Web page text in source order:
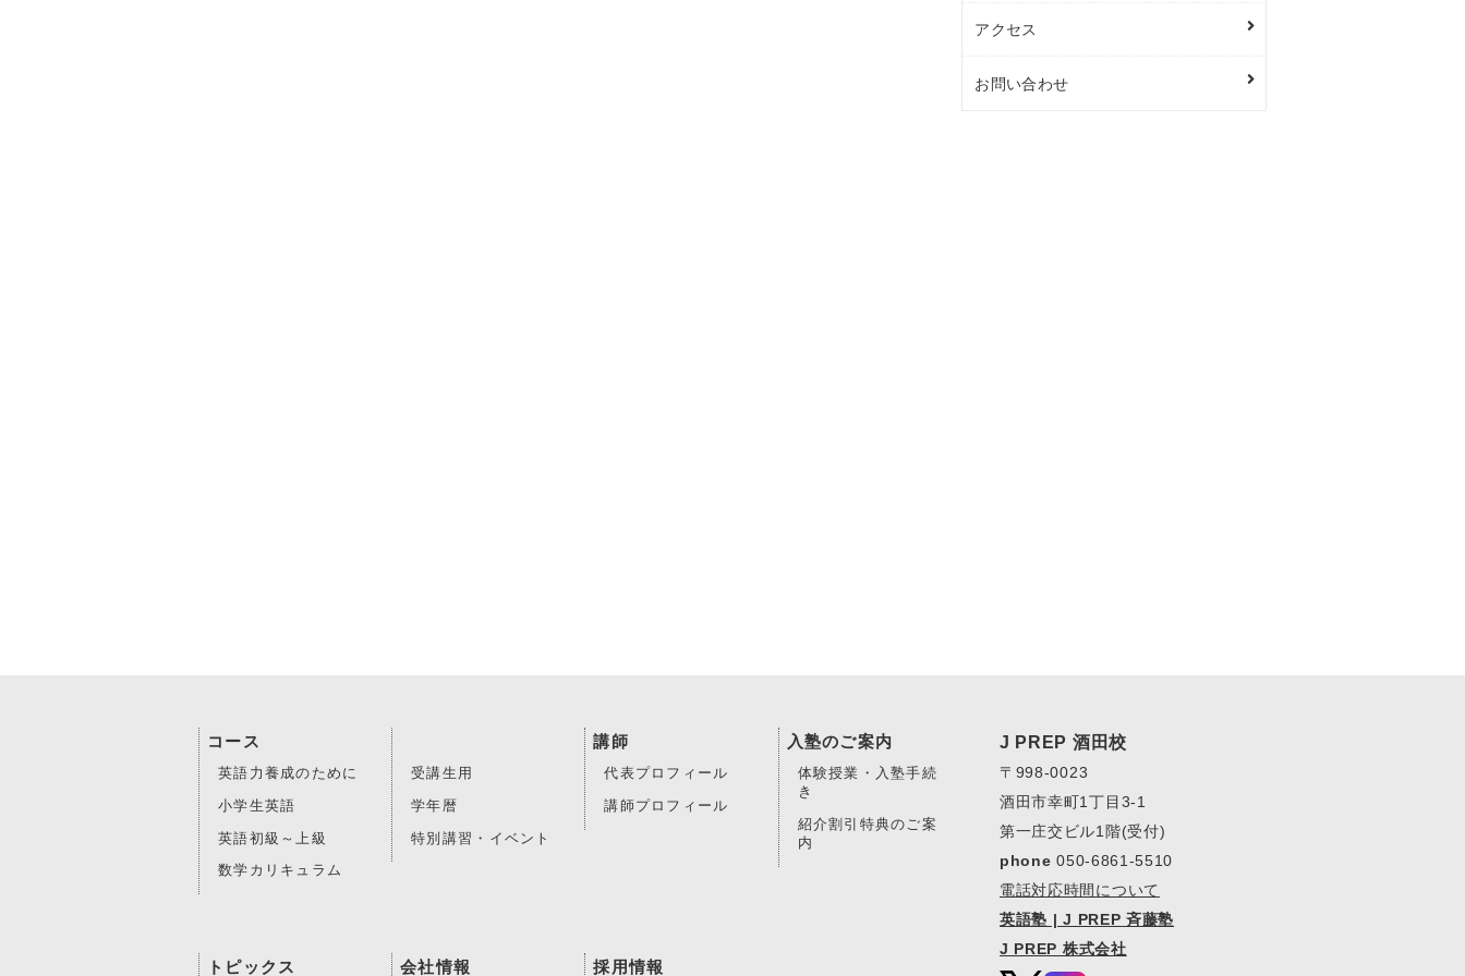
アクセス
お問い合わせ
コース
英語力養成のために
小学生英語
英語初級～上級
数学カリキュラム
受講生用
学年暦
特別講習・イベント
講師
代表プロフィール
講師プロフィール
入塾のご案内
体験授業・入塾手続
き
紹介割引特典のご案
内
J PREP 酒田校
〒998-0023
酒田市幸町1丁目3-1
第一庄交ビル1階(受付)
phone 050-6861-5510
電話対応時間について
英語塾 | J PREP 斉藤塾
J PREP 株式会社
トピックス 会社情報 採用情報